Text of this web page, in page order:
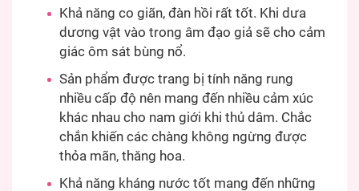
Khả năng co giãn, đàn hồi rất tốt. Khi dưa
dương vật vào trong âm đạo giả sẽ cho cảm
giác ôm sát bùng nổ.
Sản phẩm được trang bị tính năng rung
nhiều cấp độ nên mang đến nhiều cảm xúc
khác nhau cho nam giới khi thủ dâm. Chắc
chắn khiến các chàng không ngừng được
thỏa mãn, thăng hoa.
Khả năng kháng nước tốt mang đến những